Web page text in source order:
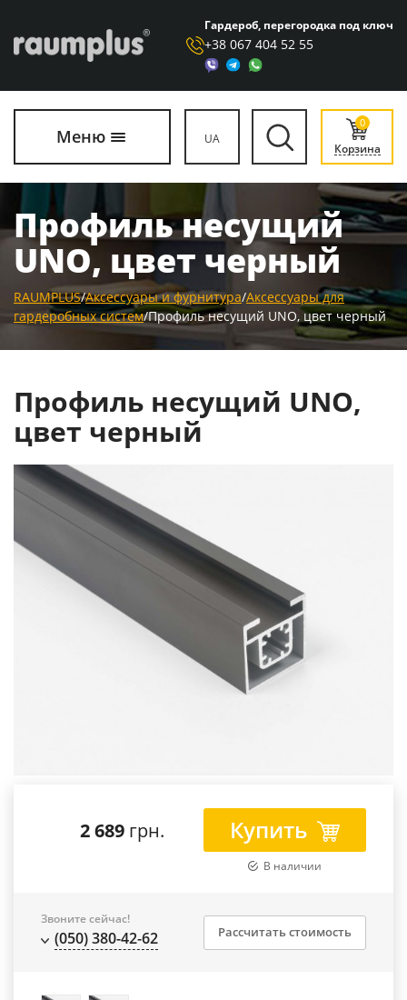
Гардероб, перегородка под ключ
+38 067 404 52 55
Меню UA
0
Корзина
Профиль несущий
UNO, цвет черный
RAUMPLUS/Аксессуары и фурнитура/Аксессуары для
гардеробных систем/Профиль несущий UNO, цвет черный
Профиль несущий UNO,
цвет черный
2 689 грн. Купить
В наличии
Звоните сейчас!
(050) 380-42-62 Рассчитать стоимость